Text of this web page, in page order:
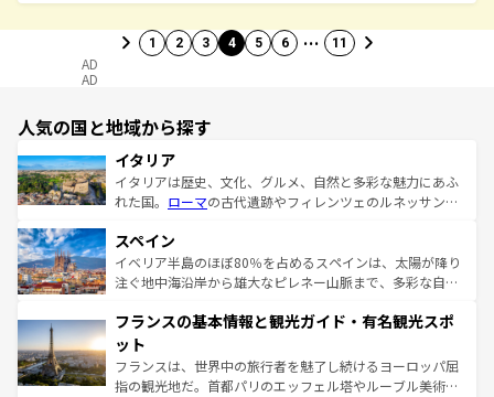
1 2 3 4 5 6 … 11
AD
AD
人気の国と地域から探す
イタリア
イタリアは歴史、文化、グルメ、自然と多彩な魅力にあふ
れた国。 ローマの古代遺跡やフィレンツェのルネッサンス
ろん、トスカーナの美しい田園風景やアマルフィ海岸の絶
景など、自然景観も見逃せない。観光の合間には、本場の
ピザやパスタなど、絶品のイタリア料理を堪能することも
ませてくれるイタリアで、忘れられない旅をしてみよう！
なお、新着のイタリア情報は
しい。
スペイン
イベリア半島のほぼ80％を占めるスペインは、太陽が降り
注ぐ地中海沿岸から雄大なピレネー山脈まで、多彩な自然
文化が根付くこの国では、情熱的なフラメンコ、熱気あふ
れる闘牛、そして美味しいタパスが生活の一部となってい
る。首都マドリードの洗練された雰囲気や、バルセロナの
アートに溢れた街角から、地方では古代ローマ遺跡や中世
フランスの基本情報と観光ガイド・有名観光スポ
ット
フランスは、世界中の旅行者を魅了し続けるヨーロッパ屈
指の観光地だ。首都パリのエッフェル塔やルーブル美術館